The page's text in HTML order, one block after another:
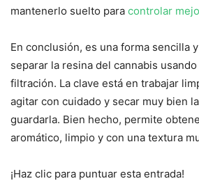
mantenerlo suelto para controlar
En conclusión, es una forma sencilla
separar la resina del cannabis
filtración. La clave está en trabajar
agitar con cuidado y secar muy bien
guardarla. Bien hecho, permite
aromático, limpio y con una textura
¡Haz clic para puntuar esta entrada!